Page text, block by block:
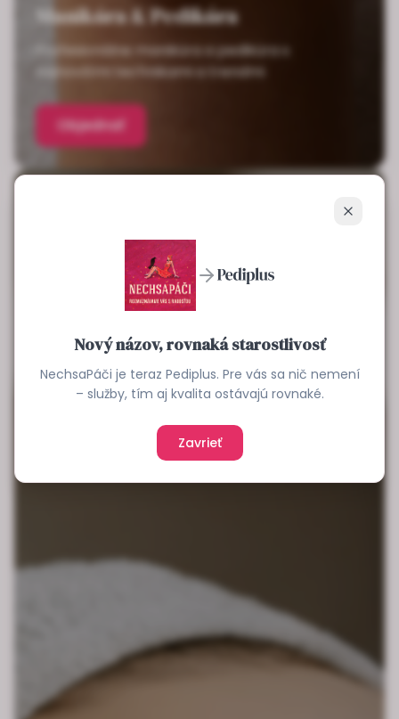
Zavrieť
Nový názov, rovnaká starostlivosť
NechsaPáči je teraz Pediplus. Pre vás sa nič nemení
– služby, tím aj kvalita ostávajú rovnaké.
Zavrieť
Manikúra & Pedikúra
Profesionálne manikúra a pedikúra s
najnovšími technikami a trendmi
Objednať